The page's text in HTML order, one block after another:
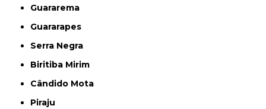
Guararema
Guararapes
Serra Negra
Biritiba Mirim
Cândido Mota
Piraju